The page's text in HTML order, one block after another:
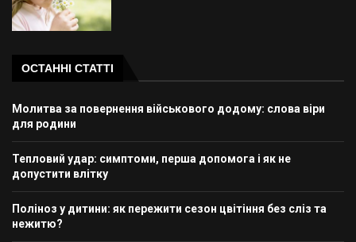
ОСТАННІ СТАТТІ
Молитва за повернення військового додому: слова віри
для родини
Тепловий удар: симптоми, перша допомога і як не
допустити влітку
Поліноз у дитини: як пережити сезон цвітіння без сліз та
нежитю?